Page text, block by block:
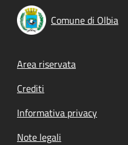
Comune di Olbia
Footer menu
Area riservata
Crediti
Informativa privacy
Note legali